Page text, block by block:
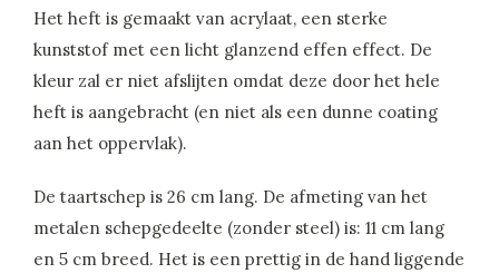
Het heft is gemaakt van acrylaat, een sterke
kunststof met een licht glanzend effen effect. De
kleur zal er niet afslijten omdat deze door het hele
heft is aangebracht (en niet als een dunne coating
aan het oppervlak).
De taartschep is 26 cm lang. De afmeting van het
metalen schepgedeelte (zonder steel) is: 11 cm lang
en 5 cm breed. Het is een prettig in de hand liggende